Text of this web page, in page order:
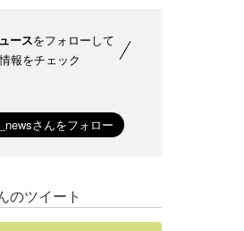
ースをフォローして
報をチェック
のツイート